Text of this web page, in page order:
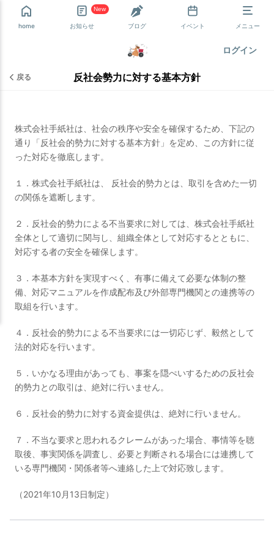
home
New
お知らせ ブログ イベント メニュー
ログイン
戻る 反社会勢力に対する基本方針
株式会社手紙社は、社会の秩序や安全を確保するため、下記の
通り「反社会的勢力に対する基本方針」を定め、この方針に従
った対応を徹底します。
１．株式会社手紙社は、 反社会的勢力とは、取引を含めた一切
の関係を遮断します。
２．反社会的勢力による不当要求に対しては、株式会社手紙社
全体として適切に関与し、組織全体として対応するとともに、
対応する者の安全を確保します。
３．本基本方針を実現すべく、有事に備えて必要な体制の整
備、対応マニュアルを作成配布及び外部専門機関との連携等の
取組を行います。
４．反社会的勢力による不当要求には一切応じず、毅然として
法的対応を行います。
５．いかなる理由があっても、事案を隠ぺいするための反社会
的勢力との取引は、絶対に行いません。
６．反社会的勢力に対する資金提供は、絶対に行いません。
７．不当な要求と思われるクレームがあった場合、事情等を聴
取後、事実関係を調査し、必要と判断される場合には連携して
いる専門機関・関係者等へ連絡した上で対応致します。
（2021年10月13日制定）